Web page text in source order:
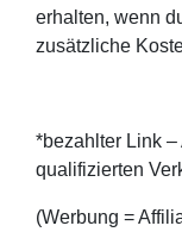
erhalten, wenn
zusätzliche
*bezahlter Link
qualifizierten
(Werbung =